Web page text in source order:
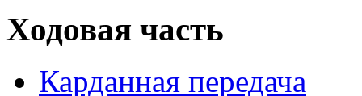
Ходовая часть
Карданная передача